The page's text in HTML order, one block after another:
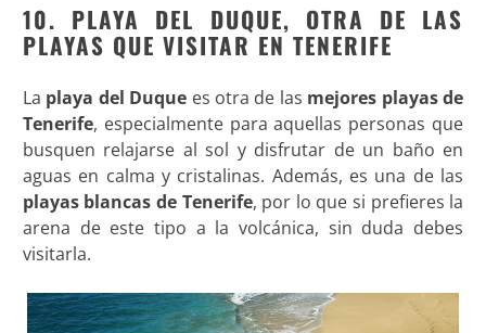
10. PLAYA DEL DUQUE, OTRA DE LAS
PLAYAS QUE VISITAR EN TENERIFE
La playa del Duque es otra de las mejores playas de
Tenerife, especialmente para aquellas personas que
busquen relajarse al sol y disfrutar de un baño en
aguas en calma y cristalinas. Además, es una de las
playas blancas de Tenerife, por lo que si prefieres la
arena de este tipo a la volcánica, sin duda debes
visitarla.